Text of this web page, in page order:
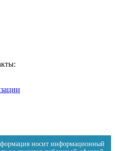
носит информационный